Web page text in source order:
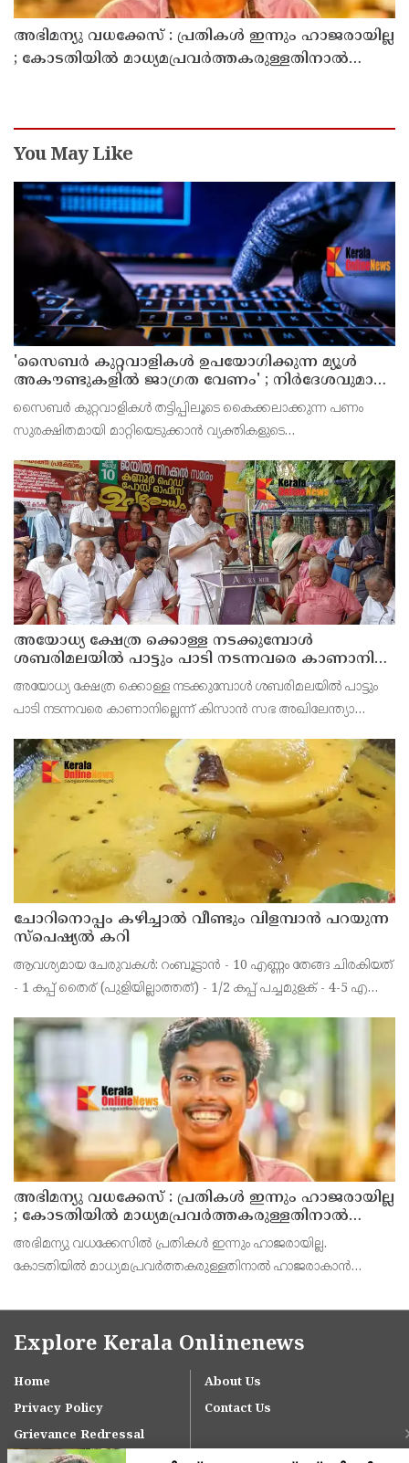
അഭിമന്യു വധക്കേസ് : പ്രതികൾ ഇന്നും ഹാജരായില്ല
; കോടതിയിൽ മാധ്യമപ്രവർത്തകരുള്ളതിനാൽ
You May Like
'സൈബര്‍ കുറ്റവാളികള്‍ ഉപയോഗിക്കുന്ന മ്യൂള്‍
അകൗണ്ടുകളില്‍ ജാഗ്രത വേണം' ; നിര്‍ദേശവുമായി
പൊലീസ്
സൈബര്‍ കുറ്റവാളികള്‍ തട്ടിപ്പിലൂടെ കൈക്കലാക്കുന്ന പണം
സുരക്ഷിതമായി മാറ്റിയെടുക്കാന്‍ വ്യക്തികളുടെ
അക്കൗണ്ടുകളായ മ്യൂള്‍ അകൗണ്ടുകളില്‍ ജാഗ്രത വേണമെന്ന
അയോധ്യ ക്ഷേത്ര ക്കൊള്ള നടക്കുമ്പോൾ
ശബരിമലയിൽ പാട്ടും പാടി നടന്നവരെ കാണാനില്ല ;
അയോധ്യ ക്ഷേത്ര ക്കൊള്ള നടക്കുമ്പോൾ ശബരിമലയിൽ പാട്ടും
പാടി നടന്നവരെ കാണാനില്ലെന്ന് കിസാൻ സഭ അഖിലേന്ത്യാ
മോർച്ചയുടേയും കേന്ദ്ര ട്രേഡ്‌ യൂണിയനുകളുടേയും ആഹ്വാനപ
ചോറിനൊപ്പം കഴിച്ചാൽ വീണ്ടും വിളമ്പാൻ പറയുന്ന
സ്പെഷ്യൽ കറി
ആവശ്യമായ ചേരുവകൾ: റംബൂട്ടാൻ - 10 എണ്ണം തേങ്ങ ചിരകിയത്
- 1 കപ്പ് തൈര് (പുളിയില്ലാത്തത്) - 1/2 കപ്പ് പച്ചമുളക് - 4-5 എണ്ണം
ആവശ്യത്തിന് പഞ്ചസാര - 1
അഭിമന്യു വധക്കേസ് : പ്രതികൾ ഇന്നും ഹാജരായില്ല
; കോടതിയിൽ മാധ്യമപ്രവർത്തകരുള്ളതിനാൽ
ഹാജരാകാൻ ബുദ്ധിമുട്ടെന്ന് പ്രതികൾ
അഭിമന്യു വധക്കേസിൽ പ്രതികൾ ഇന്നും ഹാജരായില്ല.
കോടതിയിൽ മാധ്യമപ്രവർത്തകരുള്ളതിനാൽ ഹാജരാകാൻ
വഴി വിചാരണയിൽ പങ്കെടുക്കാൻ അനുവദിക്കണമെന്നും പ്രതിഭാ
Explore Kerala Onlinenews
Home
About Us
Privacy Policy
Contact Us
Grievance Redressal